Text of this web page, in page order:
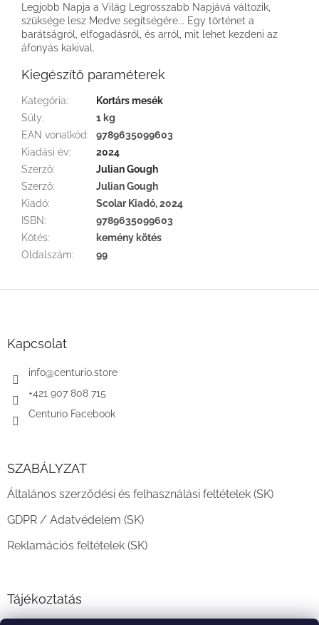
Legjobb Napja a Világ Legrosszabb Napjává változik,
szüksége lesz Medve segítségére... Egy történet a
barátságról, elfogadásról, és arról, mit lehet kezdeni az
áfonyás kakival.
Kiegészítő paraméterek
Kategória:
Kortárs mesék
Súly:
1 kg
EAN vonalkód:
9789635099603
Kiadási év:
2024
Szerző:
Julian Gough
Szerző:
Julian Gough
Kiadó:
Scolar Kiadó, 2024
ISBN:
9789635099603
Kötés:
kemény kötés
Oldalszám: 99
Kapcsolat
info@centurio.store
+421 907 808 715
Centurio Facebook
SZABÁLYZAT
Általános szerződési és felhasználási feltételek (SK)
GDPR / Adatvédelem (SK)
Reklamációs feltételek (SK)
Tájékoztatás